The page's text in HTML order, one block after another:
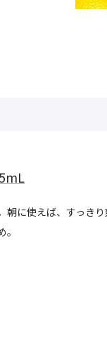
に使えば、すっき